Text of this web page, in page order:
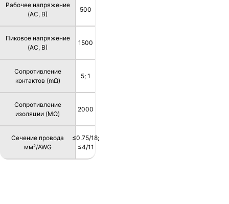
Рабочее напряжение
(AC, В)
Пиковое напряжение
(AC, В)
Сопротивление
контактов (mΩ)
Сопротивление
изоляции (MΩ)
Сечение провода
мм²/AWG
500
1500
5; 1
2000
≤0.75/18;
≤4/11